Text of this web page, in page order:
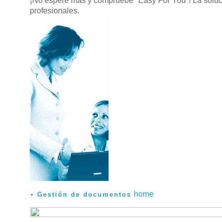
profesionales.
Gestión de documentos home